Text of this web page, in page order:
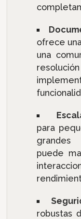
ofrece
una
para
grandes
puede
robustas